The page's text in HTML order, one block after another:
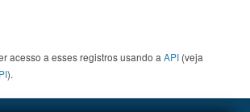
acesso a esses registros usando a API (veja
).